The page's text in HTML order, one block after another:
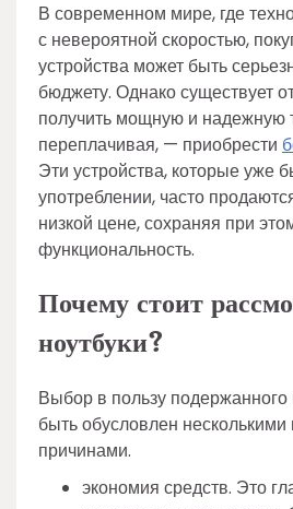
В современном мире, где
с невероятной скоростью,
устройства может быть
бюджету. Однако существует
получить мощную и надежную
переплачивая, — приобрести
Эти устройства, которые уже
употреблении, часто
низкой цене, сохраняя при
функциональность.
Почему стоит
ноутбуки?
Выбор в пользу подержанного
быть обусловлен несколькими
причинами.
экономия средств. Это